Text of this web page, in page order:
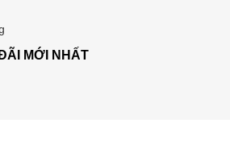
MỚI NHẤT